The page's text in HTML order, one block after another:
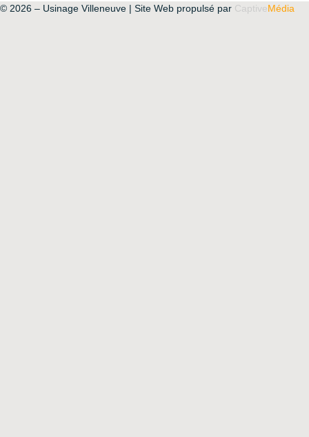
© 2026 – Usinage Villeneuve | Site Web propulsé par CaptiveMédia